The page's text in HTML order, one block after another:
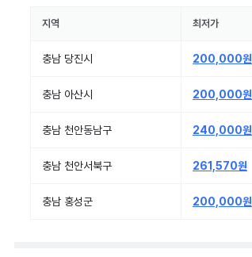
지역 최저가
충남 당진시 200,000원
충남 아산시 200,000원
충남 천안동남구 240,000원
충남 천안서북구 261,570원
충남 홍성군 200,000원